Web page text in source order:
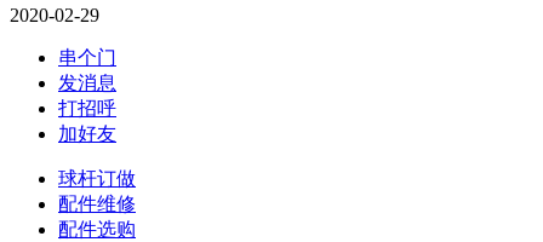
2020-02-29
串个门
发消息
打招呼
加好友
球杆订做
配件维修
配件选购